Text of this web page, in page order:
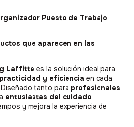
Puesto de Trabajo
que aparecen en las
Laffitte es la solución ideal para
y eficiencia en cada
tanto para profesionales
entusiastas del cuidado
y mejora la experiencia de